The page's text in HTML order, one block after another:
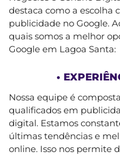
destaca como a escolha
publicidade no Google.
quais somos a melhor
Google em Lagoa Santa:
•
Nossa equipe é
qualificados em
digital. Estamos
últimas tendências e
online. Isso nos permite